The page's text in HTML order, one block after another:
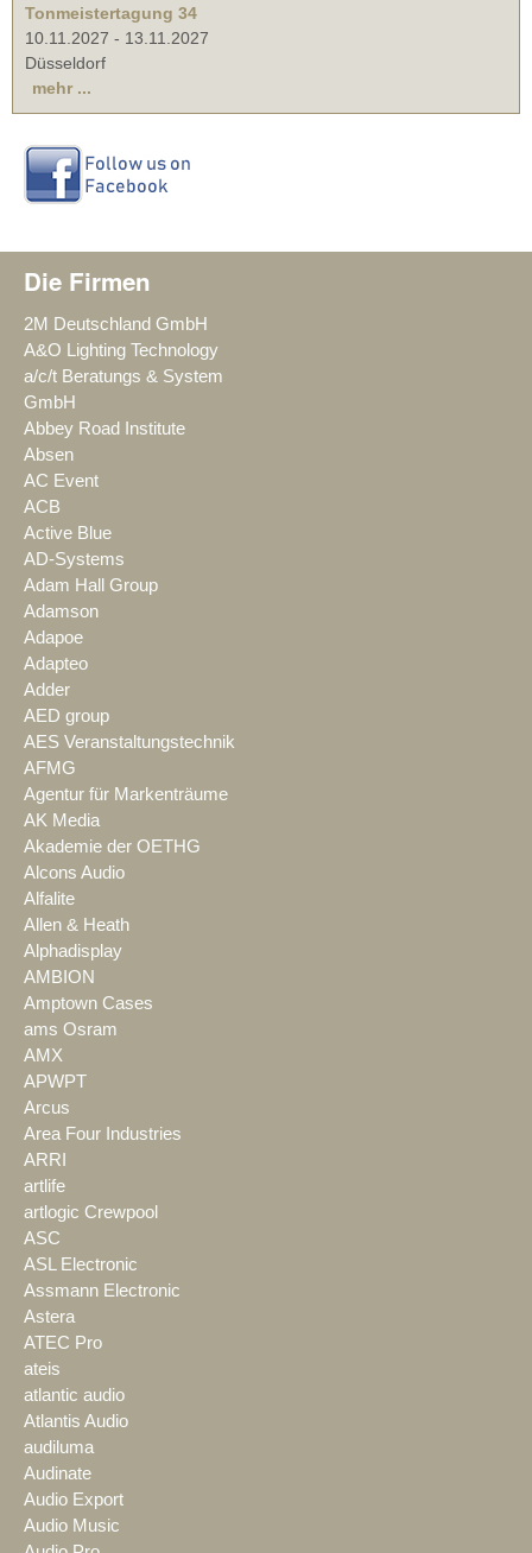
Tonmeistertagung 34
10.11.2027 - 13.11.2027
Düsseldorf
mehr ...
Die Firmen
2M Deutschland GmbH
A&O Lighting Technology
a/c/t Beratungs & System
GmbH
Abbey Road Institute
Absen
AC Event
ACB
Active Blue
AD-Systems
Adam Hall Group
Adamson
Adapoe
Adapteo
Adder
AED group
AES Veranstaltungstechnik
AFMG
Agentur für Markenträume
AK Media
Akademie der OETHG
Alcons Audio
Alfalite
Allen & Heath
Alphadisplay
AMBION
Amptown Cases
ams Osram
AMX
APWPT
Arcus
Area Four Industries
ARRI
artlife
artlogic Crewpool
ASC
ASL Electronic
Assmann Electronic
Astera
ATEC Pro
ateis
atlantic audio
Atlantis Audio
audiluma
Audinate
Audio Export
Audio Music